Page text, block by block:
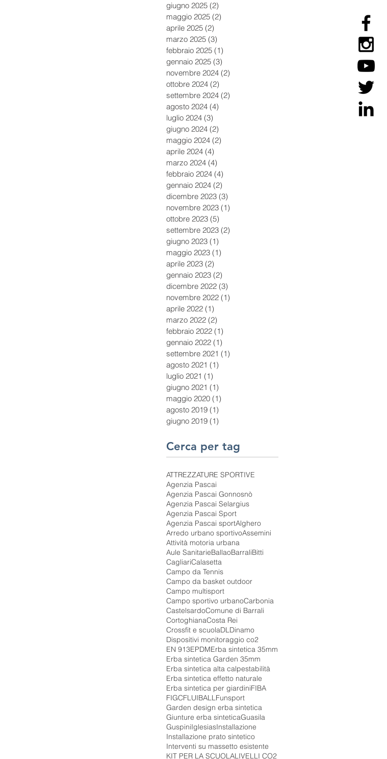
giugno 2025 (2)
maggio 2025 (2)
aprile 2025 (2)
marzo 2025 (3)
febbraio 2025 (1)
gennaio 2025 (3)
novembre 2024 (2)
ottobre 2024 (2)
settembre 2024 (2)
agosto 2024 (4)
luglio 2024 (3)
giugno 2024 (2)
maggio 2024 (2)
aprile 2024 (4)
marzo 2024 (4)
febbraio 2024 (4)
gennaio 2024 (2)
dicembre 2023 (3)
novembre 2023 (1)
ottobre 2023 (5)
settembre 2023 (2)
giugno 2023 (1)
maggio 2023 (1)
aprile 2023 (2)
gennaio 2023 (2)
dicembre 2022 (3)
novembre 2022 (1)
aprile 2022 (1)
marzo 2022 (2)
febbraio 2022 (1)
gennaio 2022 (1)
settembre 2021 (1)
agosto 2021 (1)
luglio 2021 (1)
giugno 2021 (1)
maggio 2020 (1)
agosto 2019 (1)
giugno 2019 (1)
Cerca per tag
ATTREZZATURE SPORTIVE
Agenzia Pascai
Agenzia Pascai Gonnosnò
Agenzia Pascai Selargius
Agenzia Pascai Sport
Agenzia Pascai sportAlghero
Arredo urbano sportivoAssemini
Attività motoria urbana
Aule SanitarieBallaoBarraliBitti
CagliariCalasetta
Campo da Tennis
Campo da basket outdoor
Campo multisport
Campo sportivo urbanoCarbonia
CastelsardoComune di Barrali
CortoghianaCosta Rei
Crossfit e scuolaDLDinamo
Dispositivi monitoraggio co2
EN 913EPDMErba sintetica 35mm
Erba sintetica Garden 35mm
Erba sintetica alta calpestabilità
Erba sintetica effetto naturale
Erba sintetica per giardiniFIBA
FIGCFLUIBALLFunsport
Garden design erba sintetica
Giunture erba sinteticaGuasila
GuspiniIglesiasInstallazione
Installazione prato sintetico
Interventi su massetto esistente
KIT PER LA SCUOLALIVELLI CO2